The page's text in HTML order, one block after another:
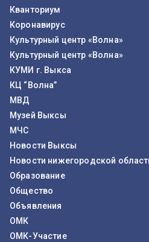
Кванториум
Коронавирус
Культурный центр «Волна»
Культурный центр «Волна»
КУМИ г. Выкса
КЦ “Волна”
МВД
Музей Выксы
МЧС
Новости Выксы
Новости нижегородской
Образование
Общество
Объявления
ОМК
ОМК-Участие